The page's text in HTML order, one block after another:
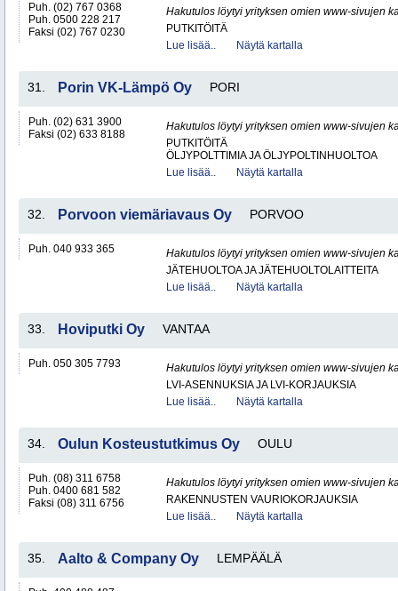
Puh. (02) 767 0368
Puh. 0500 228 217
Faksi (02) 767 0230
Hakutulos löytyi yrityksen omien www-sivujen
PUTKITÖITÄ
Lue lisää..
Näytä kartalla
31. Porin VK-Lämpö Oy PORI
Puh. (02) 631 3900
Faksi (02) 633 8188
Hakutulos löytyi yrityksen omien www-sivujen
PUTKITÖITÄ
ÖLJYPOLTTIMIA JA ÖLJYPOLTINHUOLTOA
Lue lisää..
Näytä kartalla
32. Porvoon viemäriavaus Oy PORVOO
Puh. 040 933 365
Hakutulos löytyi yrityksen omien www-sivujen
JÄTEHUOLTOA JA JÄTEHUOLTOLAITTEITA
Lue lisää..
Näytä kartalla
33. Hoviputki Oy VANTAA
Puh. 050 305 7793
Hakutulos löytyi yrityksen omien www-sivujen
LVI-ASENNUKSIA JA LVI-KORJAUKSIA
Lue lisää..
Näytä kartalla
34. Oulun Kosteustutkimus Oy OULU
Puh. (08) 311 6758
Puh. 0400 681 582
Faksi (08) 311 6756
Hakutulos löytyi yrityksen omien www-sivujen
RAKENNUSTEN VAURIOKORJAUKSIA
Lue lisää..
Näytä kartalla
35. Aalto & Company Oy LEMPÄÄLÄ